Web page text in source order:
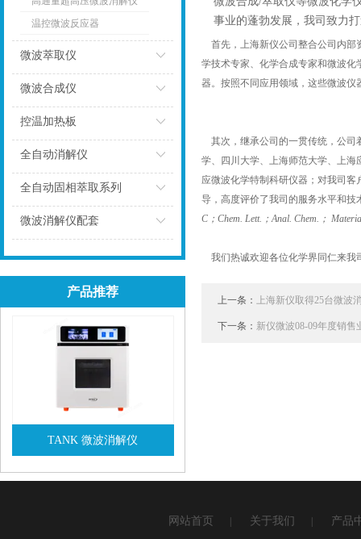
温控微波反应器
微波萃取仪
微波合成仪
控温加热板
全自动消解仪
点击
全自动固相萃取系列
微波消解仪配套
产品推荐
TANK 微波消解仪
查看详情
事业的蓬勃发展，我司致力
首先，上海新仪公司整合公司内部
学技术专家、化学合成专家和微波
器。按照不同应用领域，这些微波
其次，继承公司的一贯传统，公司
学、四川大学、上海师范大学、上
应微波化学特制科研仪器；对我司
导，高度评价了我司的服务水平和
C ； Chem. Lett. ；Anal. Chem. ；
我们热诚欢迎各位化学界同仁来我
上一条： 上海新仪取得25台微波
下一条： 新仪微波08-09年度销
网站首页 关于我们 产品